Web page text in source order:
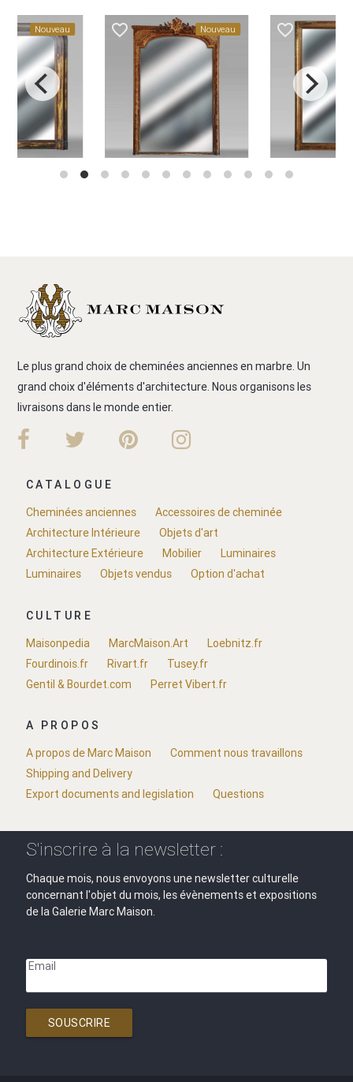
Nouveau favorite_border Nouveau favorite_border
Le plus grand choix de cheminées anciennes en marbre. Un
grand choix d'éléments d'architecture. Nous organisons les
livraisons dans le monde entier.
CATALOGUE
Cheminées anciennes
Accessoires de cheminée
Architecture Intérieure
Objets d'art
Architecture Extérieure
Mobilier
Luminaires
Luminaires
Objets vendus Option d'achat
CULTURE
Maisonpedia
MarcMaison.Art
Loebnitz.fr
Fourdinois.fr
Rivart.fr
Tusey.fr
Gentil & Bourdet.com
Perret Vibert.fr
A PROPOS
A propos de Marc Maison
Comment nous travaillons
Shipping and Delivery
Export documents and legislation
Questions
S'inscrire à la newsletter :
Chaque mois, nous envoyons une newsletter culturelle
concernant l'objet du mois, les évènements et expositions
de la Galerie Marc Maison.
Email
SOUSCRIRE